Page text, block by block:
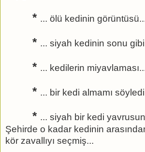
* ... ölü kedinin
* ... siyah kedinin sonu
* ... kedilerin
* ... bir kedi almamı
* ... siyah bir kedi
Şehirde o kadar kedinin
kör zavallıyı seçmiş...